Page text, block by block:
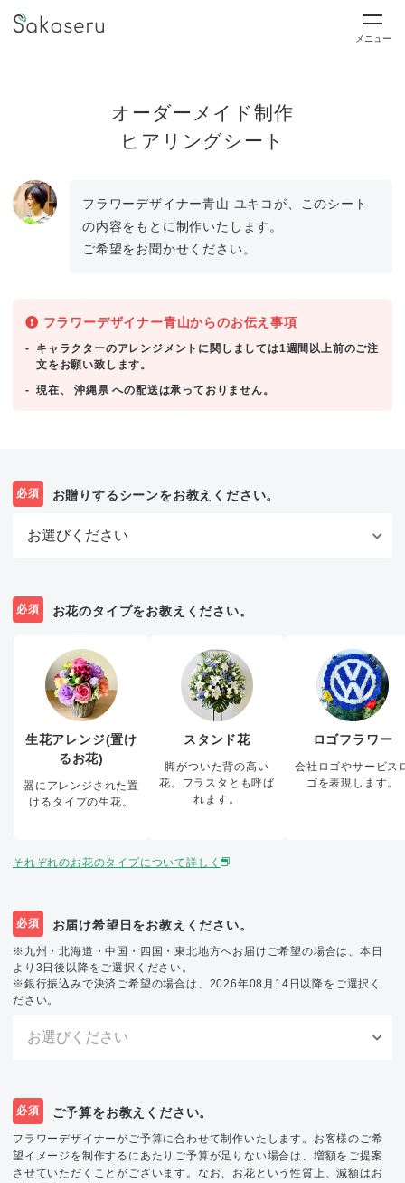
メニュー
オーダーメイド制作
ヒアリングシート
フラワーデザイナー青山 ユキコが、このシート
の内容をもとに制作いたします。
ご希望をお聞かせください。
フラワーデザイナー青山からのお伝え事項
キャラクターのアレンジメントに関しましては1週間以上前のご注
文をお願い致します。
現在、 沖縄県 への配送は承っておりません。
必須 お贈りするシーンをお教えください。
必須 お花のタイプをお教えください。
生花アレンジ(置け
るお花)
器にアレンジされた置
けるタイプの生花。
スタンド花
脚がついた背の高い
花。フラスタとも呼ば
れます。
ロゴフラワー
会社ロゴやサービス
ゴを表現します。
それぞれのお花のタイプについて詳しく
必須 お届け希望日をお教えください。
※九州・北海道・中国・四国・東北地方へお届けご希望の場合は、本日
より3日後以降をご選択ください。
※銀行振込みで決済ご希望の場合は、2026年08月14日以降をご選択く
ださい。
必須 ご予算をお教えください。
フラワーデザイナーがご予算に合わせて制作いたします。お客様のご希
望イメージを制作するにあたりご予算が足りない場合は、増額をご提案
させていただくことがございます。なお、お花という性質上、減額はお